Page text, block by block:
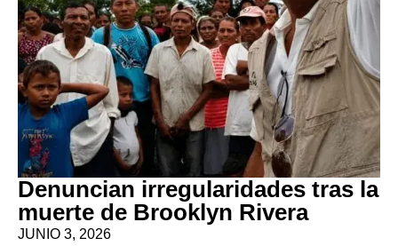
Denuncian irregularidades tras la
muerte de Brooklyn Rivera
JUNIO 3, 2026